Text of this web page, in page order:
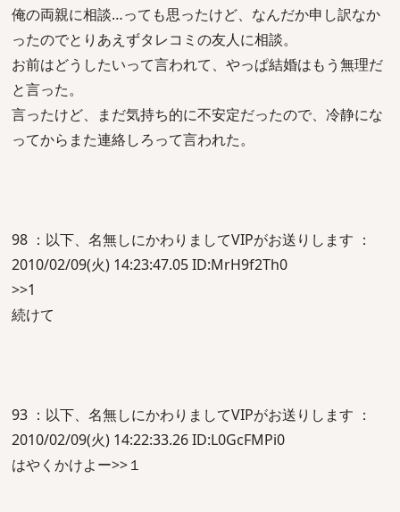
俺の両親に相談…っても思ったけど、なんだか申し訳なか
ったのでとりあえずタレコミの友人に相談。
お前はどうしたいって言われて、やっぱ結婚はもう無理だ
と言った。
言ったけど、まだ気持ち的に不安定だったので、冷静にな
ってからまた連絡しろって言われた。
98 ：以下、名無しにかわりましてVIPがお送りします ：
2010/02/09(火) 14:23:47.05 ID:MrH9f2Th0
>>1
続けて
93 ：以下、名無しにかわりましてVIPがお送りします ：
2010/02/09(火) 14:22:33.26 ID:L0GcFMPi0
はやくかけよー>>１